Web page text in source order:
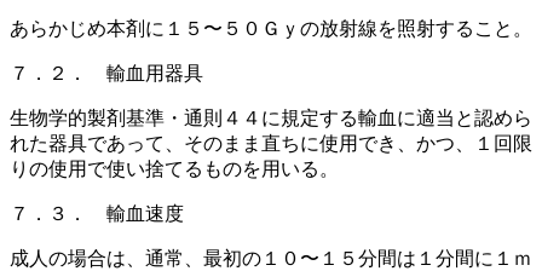
あらかじめ本剤に１５〜５０Ｇｙの放射線を照射すること。
７．２． 輸血用器具
生物学的製剤基準・通則４４に規定する輸血に適当と認めら
れた器具であって、そのまま直ちに使用でき、かつ、１回限
りの使用で使い捨てるものを用いる。
７．３． 輸血速度
成人の場合は、通常、最初の１０〜１５分間は１分間に１ｍ